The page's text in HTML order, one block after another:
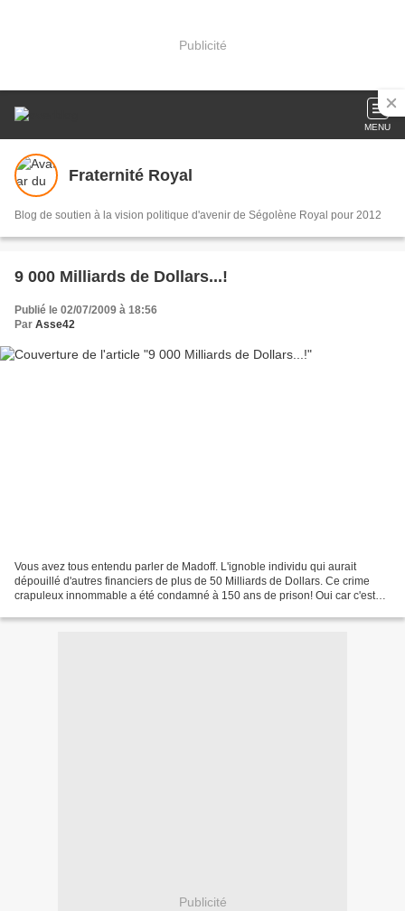
Publicité
MENU
Fraternité Royal
Blog de soutien à la vision politique d'avenir de Ségolène Royal pour 2012
9 000 Milliards de Dollars...!
Publié le 02/07/2009 à 18:56
Par Asse42
Vous avez tous entendu parler de Madoff. L'ignoble individu qui aurait
dépouillé d'autres financiers de plus de 50 Milliards de Dollars. Ce crime
crapuleux innommable a été condamné à 150 ans de prison! Oui car c'est
Publicité